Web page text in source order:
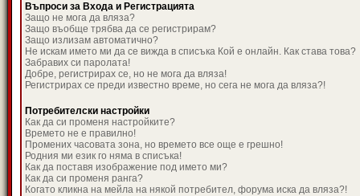
Въпроси за Входа и Регистрацията
Защо не мога да вляза?
Защо въобще трябва да се регистрирам?
Защо излизам автоматично?
Не искам името ми да се вижда в списъка Кой е онлайн. Как става това?
Забравих си паролата!
Добре, регистрирах се, но не мога да вляза!
Регистрирах се преди известно време, но сега не мога да вляза?!
Потребителски настройки
Как да си променя настройките?
Времето не е правилно!
Промених часовата зона, но времето все още е грешно!
Родния ми език го няма в списъка!
Как да поставя изображение под името ми?
Как да си променя ранга?
Когато кликна на мейла на някой потребител, форума иска да вляза?!